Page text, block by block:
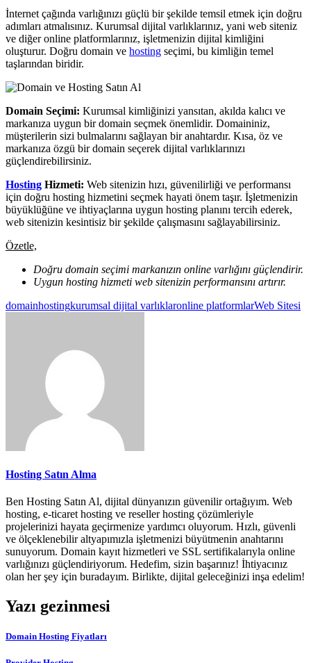
İnternet çağında varlığınızı güçlü bir şekilde temsil etmek için doğru
adımları atmalısınız. Kurumsal dijital varlıklarınız, yani web siteniz
ve diğer online platformlarınız, işletmenizin dijital kimliğini
oluşturur. Doğru domain ve hosting seçimi, bu kimliğin temel
taşlarından biridir.
Domain Seçimi: Kurumsal kimliğinizi yansıtan, akılda kalıcı ve
markanıza uygun bir domain seçmek önemlidir. Domaininiz,
müşterilerin sizi bulmalarını sağlayan bir anahtardır. Kısa, öz ve
markanıza özgü bir domain seçerek dijital varlıklarınızı
güçlendirebilirsiniz.
Hosting Hizmeti: Web sitenizin hızı, güvenilirliği ve performansı
için doğru hosting hizmetini seçmek hayati önem taşır. İşletmenizin
büyüklüğüne ve ihtiyaçlarına uygun hosting planını tercih ederek,
web sitenizin kesintisiz bir şekilde çalışmasını sağlayabilirsiniz.
Özetle,
Doğru domain seçimi markanızın online varlığını güçlendirir.
Uygun hosting hizmeti web sitenizin performansını artırır.
domainhostingkurumsal dijital varlıklaronline platformlarWeb Sitesi
Hosting Satın Alma
Ben Hosting Satın Al, dijital dünyanızın güvenilir ortağıyım. Web
hosting, e-ticaret hosting ve reseller hosting çözümleriyle
projelerinizi hayata geçirmenize yardımcı oluyorum. Hızlı, güvenli
ve ölçeklenebilir altyapımızla işletmenizi büyütmenin anahtarını
sunuyorum. Domain kayıt hizmetleri ve SSL sertifikalarıyla online
varlığınızı güçlendiriyorum. Hedefim, sizin başarınız! İhtiyacınız
olan her şey için buradayım. Birlikte, dijital geleceğinizi inşa edelim!
Yazı gezinmesi
Domain Hosting Fiyatları